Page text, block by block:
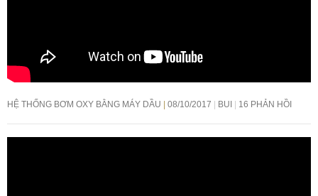
HỆ THỐNG BƠM OXY BẰNG MÁY DẦU 08/10/2017 BUI 16 PHẢN HỒI